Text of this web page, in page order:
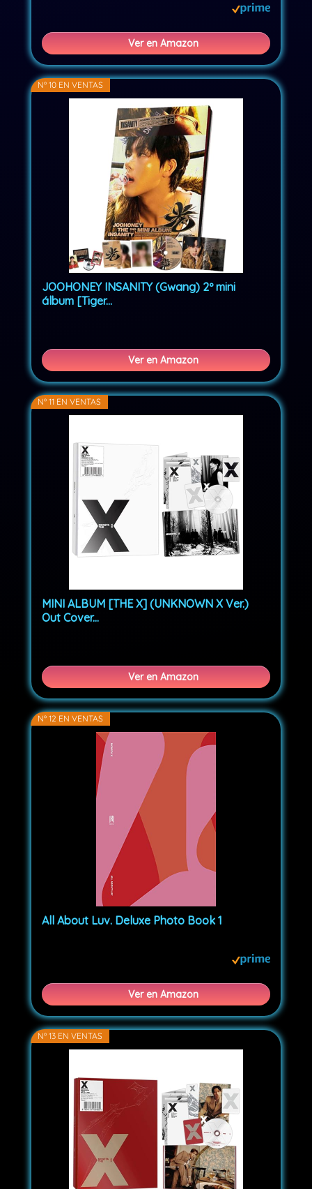
Ver en Amazon
Nº 10 EN VENTAS
JOOHONEY INSANITY (Gwang) 2º mini
álbum [Tiger...
Ver en Amazon
Nº 11 EN VENTAS
MINI ALBUM [THE X] (UNKNOWN X Ver.)
Out Cover...
Ver en Amazon
Nº 12 EN VENTAS
All About Luv. Deluxe Photo Book 1
Ver en Amazon
Nº 13 EN VENTAS